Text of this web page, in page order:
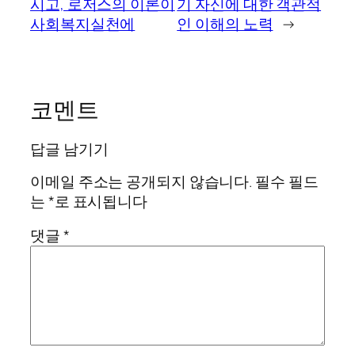
사회복지실천에
인 이해의 노력 →
코멘트
답글 남기기
이메일 주소는 공개되지 않습니다. 필수 필드
는*로 표시됩니다
댓글*